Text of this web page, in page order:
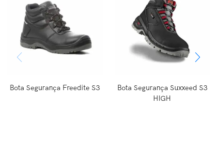
Bota Segurança Freedite S3
Bota Segurança Suxxeed S3
HIGH